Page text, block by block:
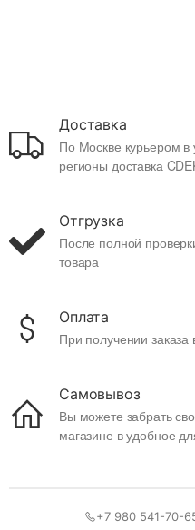
Доставка
По Москве курьером
регионы доставка
Отгрузка
После полной
товара
Оплата
При получении
Самовывоз
Вы можете забрать
магазине в удобное
+7 980 541-70-